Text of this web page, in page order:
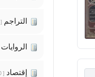
التراجم [ 226 ]
الروايات
إقتصاد [ 220 ]